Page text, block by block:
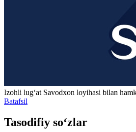
Izohli lugʻat Savodxon loyihasi bilan
Batafsil
Tasodifiy so‘zlar